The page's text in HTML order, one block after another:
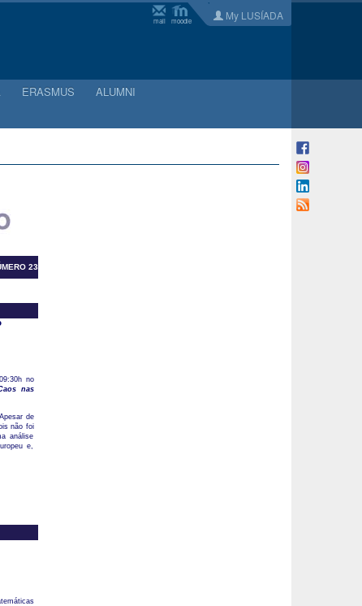
mail moodle My LUSÍADA
ERASMUS
ALUMNI
23
no
nas
de
não foi
análise
e,